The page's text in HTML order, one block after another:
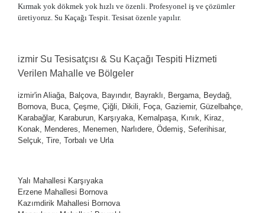
Kırmak yok dökmek yok hızlı ve özenli. Profesyonel iş ve çözümler
üretiyoruz. Su Kaçağı Tespit. Tesisat özenle yapılır.
izmir Su Tesisatçısı & Su Kaçağı Tespiti Hizmeti
Verilen Mahalle ve Bölgeler
izmir'in Aliağa, Balçova, Bayındır, Bayraklı, Bergama, Beydağ,
Bornova, Buca, Çeşme, Çiğli, Dikili, Foça, Gaziemir, Güzelbahçe,
Karabağlar, Karaburun, Karşıyaka, Kemalpaşa, Kınık, Kiraz,
Konak, Menderes, Menemen, Narlıdere, Ödemiş, Seferihisar,
Selçuk, Tire, Torbalı ve Urla
Yalı Mahallesi Karşıyaka
Erzene Mahallesi Bornova
Kazımdirik Mahallesi Bornova